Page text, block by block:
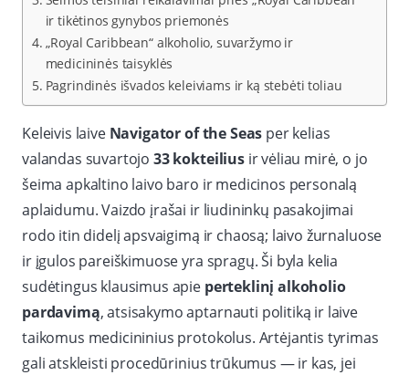
ir tikėtinos gynybos priemonės
„Royal Caribbean“ alkoholio, suvaržymo ir
medicininės taisyklės
Pagrindinės išvados keleiviams ir ką stebėti toliau
Keleivis laive Navigator of the Seas per kelias
valandas suvartojo 33 kokteiliusir vėliau mirė, o jo
šeima apkaltino laivo baro ir medicinos personalą
aplaidumu. Vaizdo įrašai ir liudininkų pasakojimai
rodo itin didelį apsvaigimą ir chaosą; laivo žurnaluose
ir įgulos pareiškimuose yra spragų. Ši byla kelia
sudėtingus klausimus apie perteklinį alkoholio
pardavimą, atsisakymo aptarnauti politiką ir laive
taikomus medicininius protokolus. Artėjantis tyrimas
gali atskleisti procedūrinius trūkumus — ir kas, jei